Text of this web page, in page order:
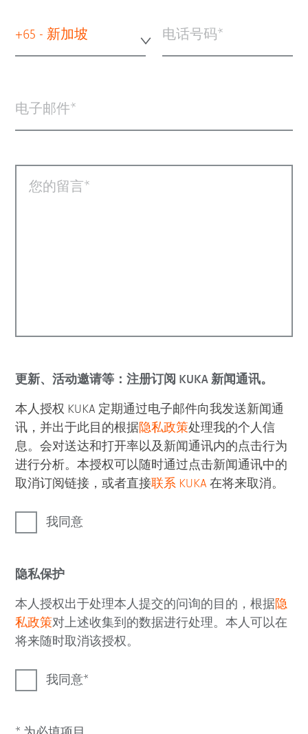
+65 - 新加坡 电话号码
电子邮件
您的留言
更新、活动邀请等：注册订阅 KUKA 新闻通讯。
本人授权 KUKA 定期通过电子邮件向我发送新闻通
讯，并出于此目的根据隐私政策处理我的个人信
息。会对送达和打开率以及新闻通讯内的点击行为
进行分析。本授权可以随时通过点击新闻通讯中的
取消订阅链接，或者直接联系 KUKA 在将来取消。
我同意
隐私保护
本人授权出于处理本人提交的问询的目的，根据隐
私政策对上述收集到的数据进行处理。本人可以在
将来随时取消该授权。
我同意